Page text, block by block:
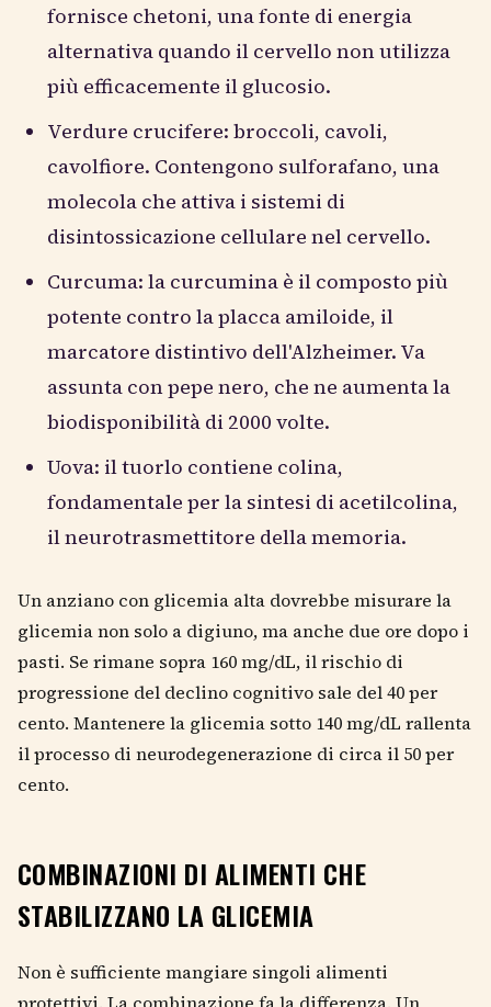
fornisce chetoni, una fonte di energia
alternativa quando il cervello non utilizza
più efficacemente il glucosio.
Verdure crucifere: broccoli, cavoli,
cavolfiore. Contengono sulforafano, una
molecola che attiva i sistemi di
disintossicazione cellulare nel cervello.
Curcuma: la curcumina è il composto più
potente contro la placca amiloide, il
marcatore distintivo dell'Alzheimer. Va
assunta con pepe nero, che ne aumenta la
biodisponibilità di 2000 volte.
Uova: il tuorlo contiene colina,
fondamentale per la sintesi di acetilcolina,
il neurotrasmettitore della memoria.
Un anziano con glicemia alta dovrebbe misurare la
glicemia non solo a digiuno, ma anche due ore dopo i
pasti. Se rimane sopra 160 mg/dL, il rischio di
progressione del declino cognitivo sale del 40 per
cento. Mantenere la glicemia sotto 140 mg/dL rallenta
il processo di neurodegenerazione di circa il 50 per
cento.
COMBINAZIONI DI ALIMENTI CHE
STABILIZZANO LA GLICEMIA
Non è sufficiente mangiare singoli alimenti